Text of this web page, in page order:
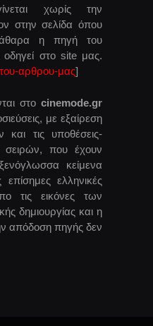
χωρίς την
στην σελίδα όπου
η πηγή του
στο site μας.
αρθρου-μας]
στο cinemode.gr
με εξαίρεση
τις υποθέσεις-
σειρών, που έχουν
κείμενα
ελληνικές
τις εικόνες των
δημιουργίας και η
απόδοση πηγής δεν